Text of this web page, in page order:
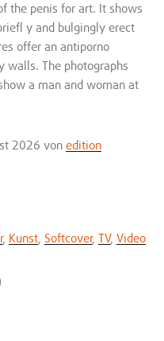
the penis for art. It shows
y and bulgingly erect
offer an antiporno
walls. The photographs
a man and woman at
2026 vonedition
, Kunst Softcover,TV,Video